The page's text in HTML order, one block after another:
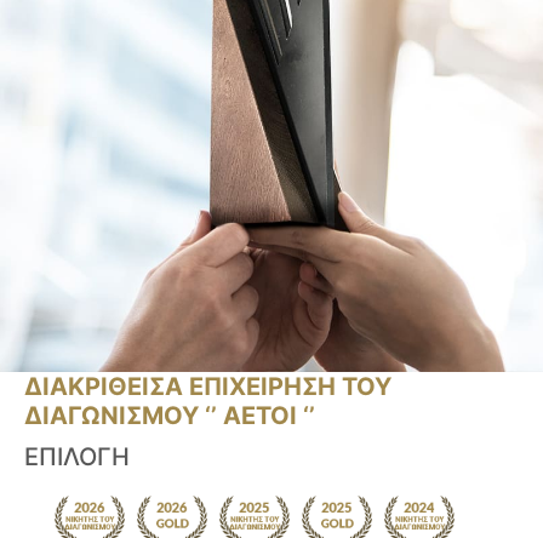
ΔΙΑΚΡΙΘΕΙΣΑ ΕΠΙΧΕΙΡΗΣΗ ΤΟΥ
ΔΙΑΓΩΝΙΣΜΟΥ ‘’ ΑΕΤΟΙ ‘’
ΕΠΙΛΟΓΗ